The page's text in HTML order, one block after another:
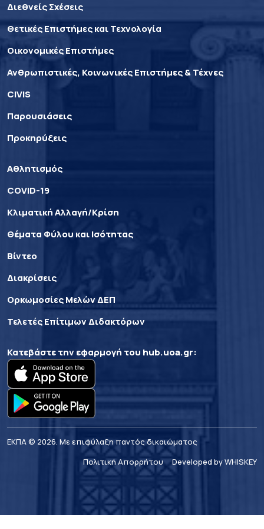
Διεθνείς Σχέσεις
Θετικές Επιστήμες και Τεχνολογία
Οικονομικές Επιστήμες
Ανθρωπιστικές, Κοινωνικές Επιστήμες & Τέχνες
CIVIS
Παρουσιάσεις
Προκηρύξεις
Αθλητισμός
COVID-19
Κλιματική Αλλαγή/Κρίση
Θέματα Φύλου και Ισότητας
Βίντεο
Διακρίσεις
Ορκωμοσίες Μελών ΔΕΠ
Τελετές Επίτιμων Διδακτόρων
Κατεβάστε την εφαρμογή του hub.uoa.gr:
ΕΚΠΑ © 2026. Με επιφύλαξη παντός δικαιώματος
Πολιτική Απορρήτου
Developed by WHISKEY